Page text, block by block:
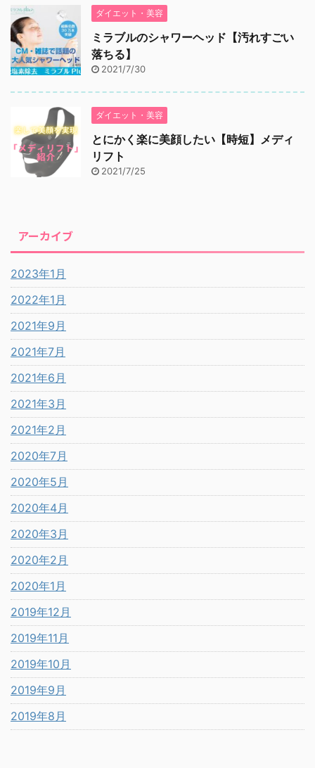
ダイエット・美容
ミラブルのシャワーヘッド【汚れすごい
落ちる】
2021/7/30
ダイエット・美容
とにかく楽に美顔したい【時短】メディ
リフト
2021/7/25
アーカイブ
2023年1月
2022年1月
2021年9月
2021年7月
2021年6月
2021年3月
2021年2月
2020年7月
2020年5月
2020年4月
2020年3月
2020年2月
2020年1月
2019年12月
2019年11月
2019年10月
2019年9月
2019年8月